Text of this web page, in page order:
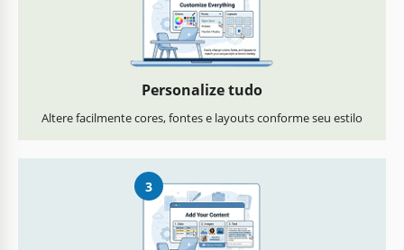
Personalize tudo
Altere facilmente cores, fontes e layouts conforme seu estilo
3